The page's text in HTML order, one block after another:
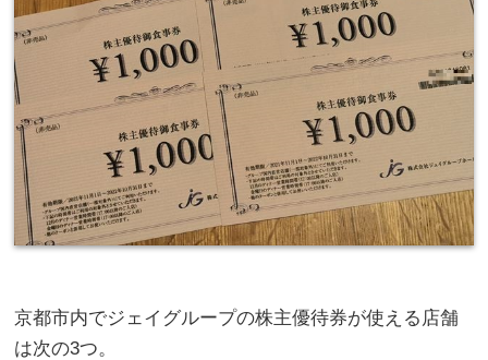
京都市内でジェイグループの株主優待券が使える店舗
は次の3つ。